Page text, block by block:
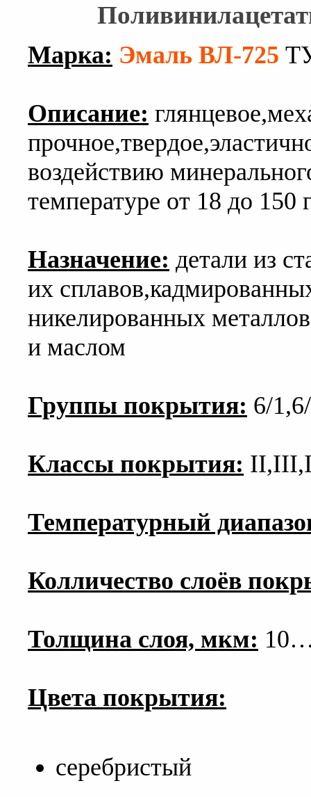
Марка: Эмаль ВЛ-725
Описание:
воздействию
температуре от 18 до 150
Назначение: детали из
их
никелированных
и маслом
Группы покрытия: 6/
Классы покрытия:
Температурный
Колличество слоёв
Толщина слоя, мкм:
Цвета покрытия:
серебристый